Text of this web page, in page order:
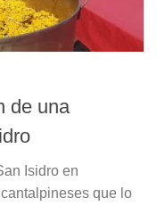
de una
Isidro en
que lo